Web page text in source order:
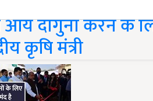
आय दोगुनी करने के
कृषि मंत्री